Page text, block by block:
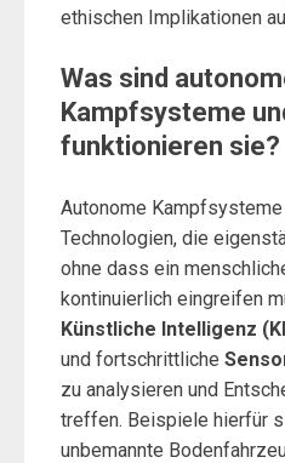
ethischen Implikationen
Was sind
Kampfsysteme
funktionieren sie?
Autonome
Technologien, die
ohne dass ein
kontinuierlich eingreifen
Künstliche Intelligenz
und fortschrittliche
zu analysieren und
treffen. Beispiele hierfür
unbemannte